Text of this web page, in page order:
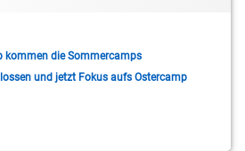
kommen die Sommercamps
und jetzt Fokus aufs Ostercamp